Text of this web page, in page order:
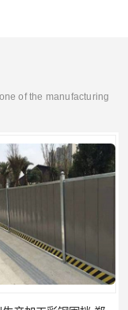
of the manufacturing